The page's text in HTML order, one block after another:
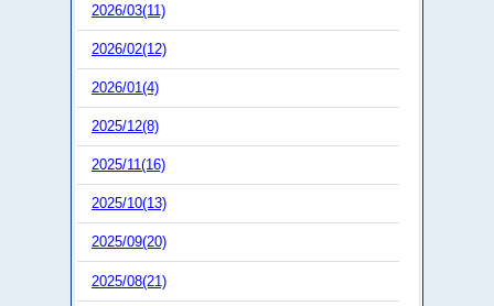
2026/03(11)
2026/02(12)
2026/01(4)
2025/12(8)
2025/11(16)
2025/10(13)
2025/09(20)
2025/08(21)